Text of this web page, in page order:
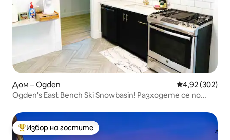
Дом – Ogden Средна
4,92 (302)
Ogden's East Bench Ski Snowbasin! Разходете се по
Най-популярен избор на гостите
Избор на гостите